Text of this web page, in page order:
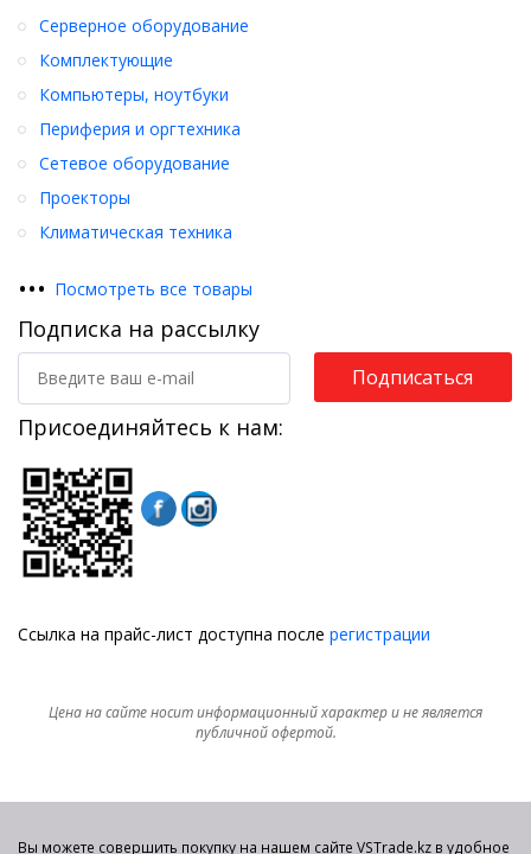
Серверное оборудование
Комплектующие
Компьютеры, ноутбуки
Периферия и оргтехника
Сетевое оборудование
Проекторы
Климатическая техника
••• Посмотреть все товары
Подписка на рассылку
Подписаться
Присоединяйтесь к нам:
Ссылка на прайс-лист доступна после регистрации
Цена на сайте носит информационный характер и не является
публичной офертой.
Вы можете совершить покупку на нашем сайте VSTrade.kz в удобное